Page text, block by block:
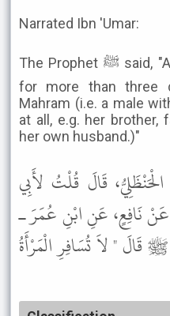
Narrated Ibn 'Umar:
The Prophet ﷺ said, "A woman should not travel
for more than three
Mahram (i.e. a male
at all, e.g. her brother,
her own husband.)"
قَالَ قُلْتُ لأَبِي
نَافِعٍ، عَنِ ابْنِ عُمَرَ ـ
قَالَ " لاَ تُسَافِرِ الْمَرْأَةُ